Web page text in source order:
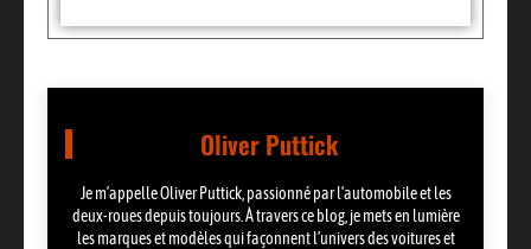
Oliver Puttick
Je m’appelle Oliver Puttick, passionné par l’automobile et les
deux-roues depuis toujours. À travers ce blog, je mets en lumière
les marques et modèles qui façonnent l’univers des voitures et